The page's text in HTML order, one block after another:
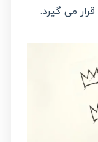
قرار می گیرد.